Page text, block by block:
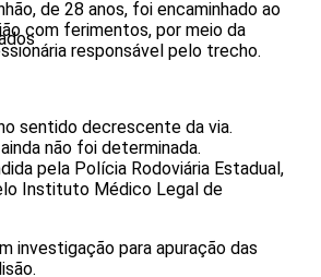
de 28 anos, foi encaminhado ao
com ferimentos, por meio da
responsável pelo trecho.
sentido decrescente da via.
não foi determinada.
pela Polícia Rodoviária Estadual,
Instituto Médico Legal de
investigação para apuração das